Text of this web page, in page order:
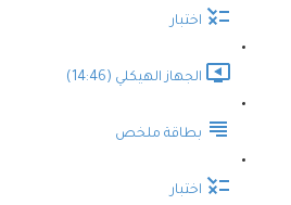
اختبار
الجهاز الهيكلي (14:46)
بطاقة ملخص
اختبار